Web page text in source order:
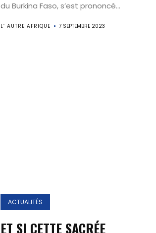
du Burkina Faso, s’est prononcé...
L’ AUTRE AFRIQUE 7 SEPTEMBRE 2023
ACTUALITÉS
ET SI CETTE SACRÉE